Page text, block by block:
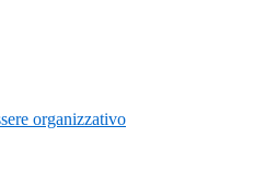
organizzativo